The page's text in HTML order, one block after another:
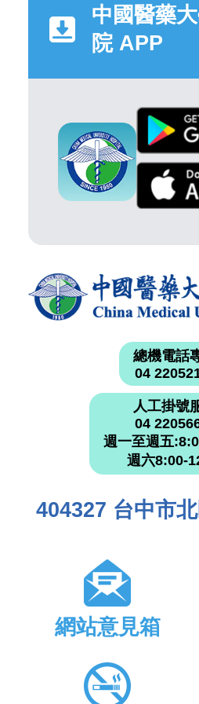
中國醫藥
院 APP
總機電話
04
人工掛號
04
週一至週五
週六8:00-
404327 台中市
網站意見箱